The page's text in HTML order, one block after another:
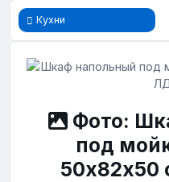
Кухни
Фото:
под